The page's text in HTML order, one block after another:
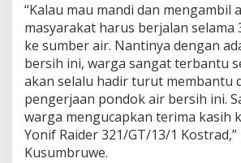
“Kalau mau mandi dan mengambil
masyarakat harus berjalan
ke sumber air. Nantinya dengan
bersih ini, warga sangat terbantu
akan selalu hadir turut membantu
pengerjaan pondok air bersih ini.
warga mengucapkan terima kasih
Yonif Raider 321/GT/13/1
Kusumbruwe.